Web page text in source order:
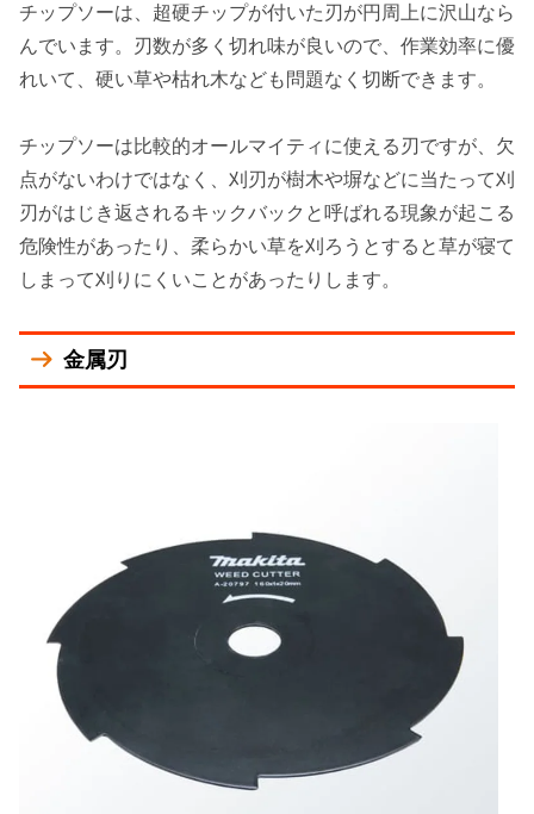
チップソーは、超硬チップが付いた刃が円周上に沢山なら
んでいます。
刃数が多く切れ味が良いので、作業効率に優
れいて、硬い草や枯れ木なども問題なく切断できます。
チップソーは比較的オールマイティに使える刃ですが、欠
点がないわけではなく、刈刃が樹木や塀などに当たって刈
刃がはじき返されるキックバックと呼ばれる現象が起こる
危険性があったり、柔らかい草を刈ろうとすると草が寝て
しまって刈りにくいことがあったりします。
金属刃